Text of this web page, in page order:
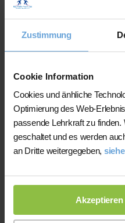
Zustimmung
Cookie Information
Cookies und änhliche
Optimierung des Web-
passende Lehrkraft zu
geschaltet und es werden
an Dritte weitergegeben,
erreichen, finde ich
Der
steigern.
Am 16.12.2019 von
über Johanna
"Johanna
super